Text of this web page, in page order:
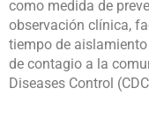
como medida de
observación clínica,
tiempo de
de contagio a la
Diseases Control